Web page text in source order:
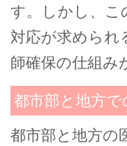
す。しかし、こ
対応が求められ
師確保の仕組み
都市部と地方
都市部と地方の